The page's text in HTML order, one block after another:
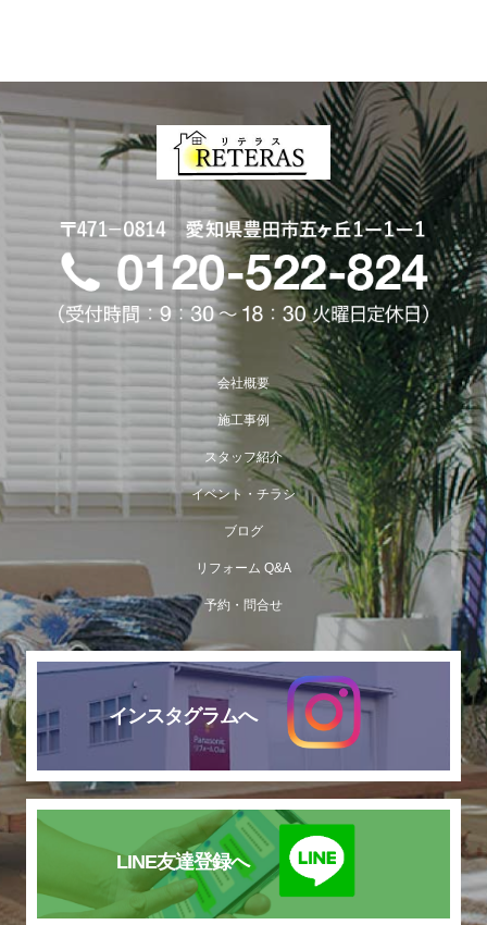
会社概要
施工事例
スタッフ紹介
イベント・チラシ
ブログ
リフォーム Q&A
予約・問合せ
インスタグラムへ
LINE友達登録へ